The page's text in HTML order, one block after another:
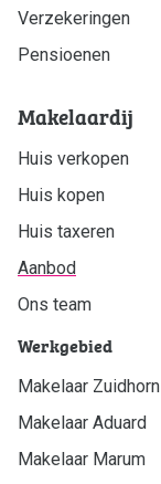
Verzekeringen
Pensioenen
Makelaardij
Huis verkopen
Huis kopen
Huis taxeren
Aanbod
Ons team
Werkgebied
Makelaar Zuidhorn
Makelaar Aduard
Makelaar Marum